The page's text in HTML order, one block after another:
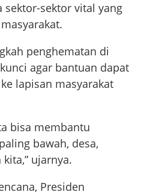
sektor-sektor vital yang
penghematan di
agar bantuan dapat
lapisan masyarakat
bisa membantu
bawah, desa,
ujarnya.
Presiden